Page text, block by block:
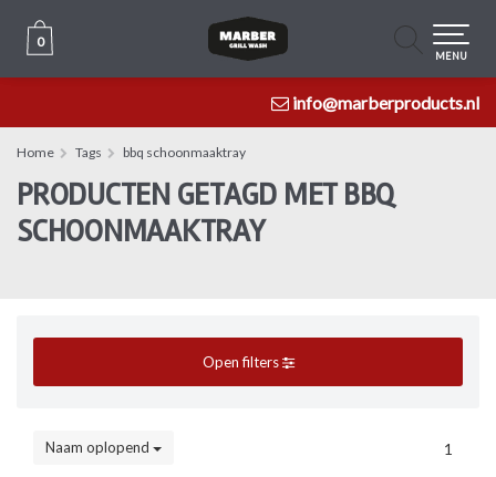
info@marberproducts.nl
0
0
MENU
Home Tags bbq schoonmaaktray
PRODUCTEN GETAGD MET BBQ
SCHOONMAAKTRAY
Open filters
Naam oplopend 1